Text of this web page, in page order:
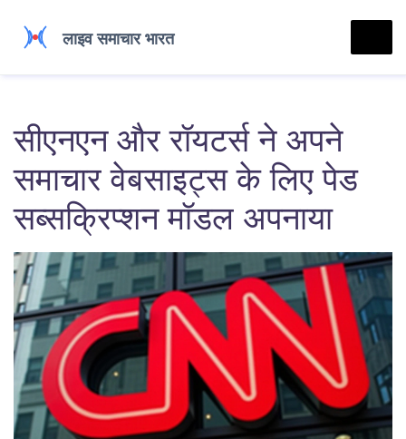
सीएनएन और रॉयटर्स ने अपने
समाचार वेबसाइट्स के लिए पेड
सब्सक्रिप्शन मॉडल अपनाया